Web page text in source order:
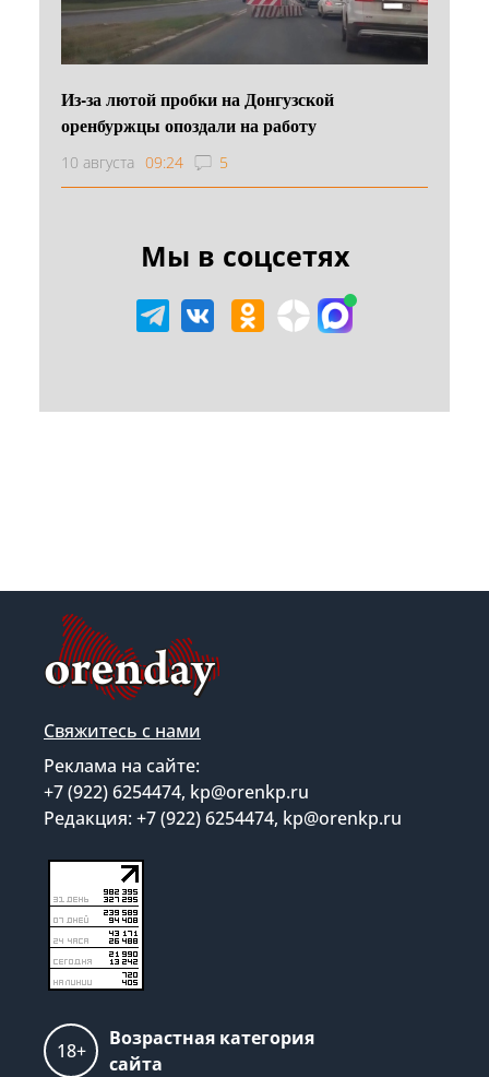
Из-за лютой пробки на Донгузской
оренбуржцы опоздали на работу
10 августа 09:24 5
Мы в соцсетях
Свяжитесь с нами
Реклама на сайте:
+7 (922) 6254474, kp@orenkp.ru
Редакция: +7 (922) 6254474, kp@orenkp.ru
18+
Возрастная категория
сайта